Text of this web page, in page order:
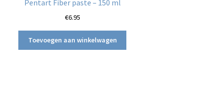
Pentart Fiber paste – 150 ml
€6.95
Toevoegen aan winkelwagen